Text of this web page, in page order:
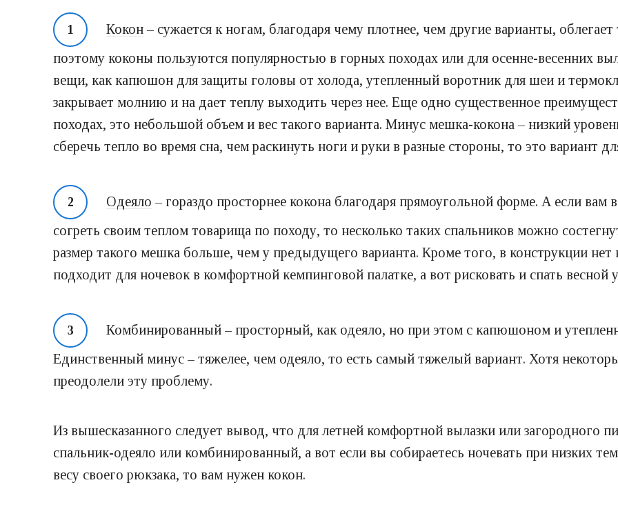
Кокон – сужается к ногам, благодаря чему плотнее, чем другие варианты,
поэтому коконы пользуются популярностью в горных походах или для осенне-весенних
вещи, как капюшон для защиты головы от холода, утепленный воротник для шеи и
закрывает молнию и на дает теплу выходить через нее. Еще одно существенное
походах, это небольшой объем и вес такого варианта. Минус мешка-кокона – низкий
сберечь тепло во время сна, чем раскинуть ноги и руки в разные стороны, то это вариант
Одеяло – гораздо просторнее кокона благодаря прямоугольной форме. А если вам
согреть своим теплом товарища по походу, то несколько таких спальников можно
размер такого мешка больше, чем у предыдущего варианта. Кроме того, в конструкции
подходит для ночевок в комфортной кемпинговой палатке, а вот рисковать и спать весной
Комбинированный – просторный, как одеяло, но при этом с капюшоном и
Единственный минус – тяжелее, чем одеяло, то есть самый тяжелый вариант. Хотя
преодолели эту проблему.
Из вышесказанного следует вывод, что для летней комфортной вылазки или загородного
спальник-одеяло или комбинированный, а вот если вы собираетесь ночевать при низких
весу своего рюкзака, то вам нужен кокон.